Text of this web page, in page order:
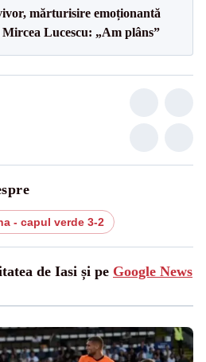
mărturisire emoționantă
Lucescu: „Am plâns”
- capul verde 3-2
de Iasi și pe Google News